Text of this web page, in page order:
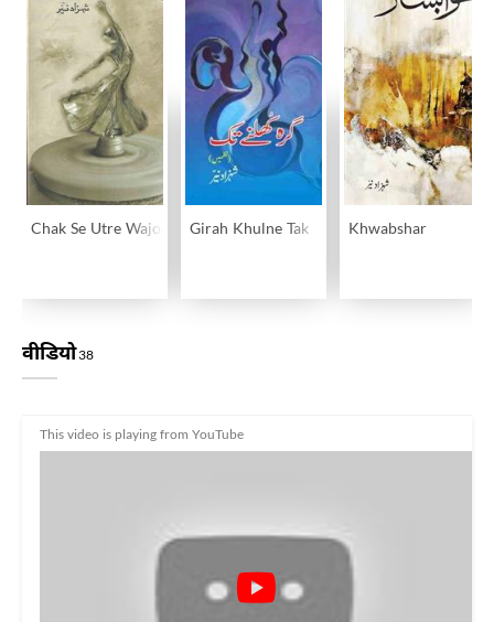
Chak Se Utre Wajood Girah Khulne Tak Khwabshar
वीडियो38
This video is playing from YouTube